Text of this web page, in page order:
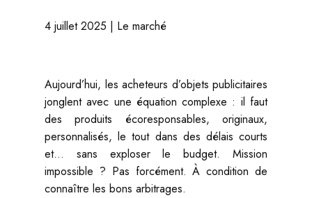
4 juillet 2025 Le marché
Aujourd’hui, les acheteurs d’objets publicitaires
jonglent avec une équation complexe : il faut
des produits écoresponsables, originaux,
personnalisés, le tout dans des délais courts
et… sans exploser le budget. Mission
impossible ? Pas forcément. À condition de
connaître les bons arbitrages.